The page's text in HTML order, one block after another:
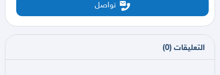
تواصل
التعليقات (
0
)